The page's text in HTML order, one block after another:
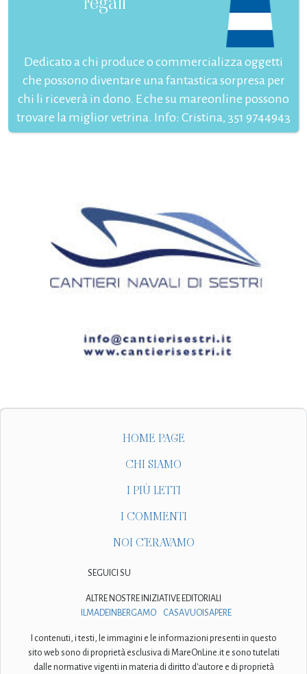
Dedicato a chi produce o commercializza oggetti
che possono diventare una fantastica sorpresa per
chi li riceverà in dono. E che su mareonline possono
trovare la miglior vetrina. Info: Cristina, 351 9744943
HOME PAGE
CHI SIAMO
I PIÙ LETTI
I COMMENTI
NOI C'ERAVAMO
SEGUICI SU
ALTRE NOSTRE INIZIATIVE EDITORIALI
ILMADEINBERGAMO
CASAVUOISAPERE
I contenuti, i testi, le immagini e le informazioni presenti in questo
sito web sono di proprietà esclusiva di MareOnLine.it e sono tutelati
dalle normative vigenti in materia di diritto d'autore e di proprietà